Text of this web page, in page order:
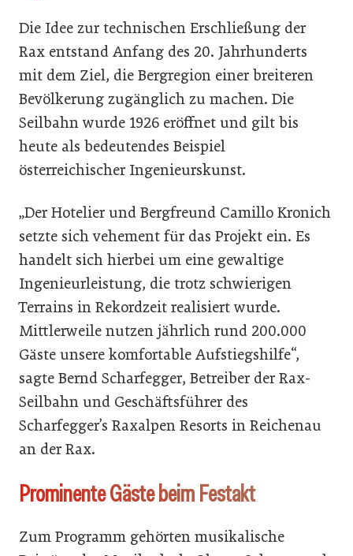
Die Idee zur technischen Erschließung der
Rax entstand Anfang des 20. Jahrhunderts
mit dem Ziel, die Bergregion einer breiteren
Bevölkerung zugänglich zu machen. Die
Seilbahn wurde 1926 eröffnet und gilt bis
heute als bedeutendes Beispiel
österreichischer Ingenieurskunst.
„Der Hotelier und Bergfreund Camillo Kronich
setzte sich vehement für das Projekt ein. Es
handelt sich hierbei um eine gewaltige
Ingenieurleistung, die trotz schwierigen
Terrains in Rekordzeit realisiert wurde.
Mittlerweile nutzen jährlich rund 200.000
Gäste unsere komfortable Aufstiegshilfe“,
sagte Bernd Scharfegger, Betreiber der Rax-
Seilbahn und Geschäftsführer des
Scharfegger’s Raxalpen Resorts in Reichenau
an der Rax.
Prominente Gäste beim Festakt
Zum Programm gehörten musikalische